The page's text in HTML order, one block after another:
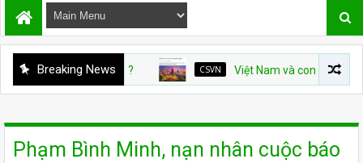
Breaking News CSVN Việt Nam và con số tăng trưởng
Phạm Bình Minh, nạn nhân cuộc báo